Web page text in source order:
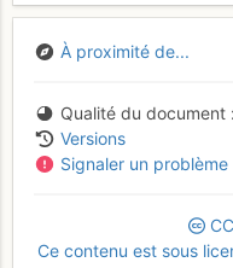
À proximité de...
Qualité du document
Versions
Signaler un problème
CC
Ce contenu est sous